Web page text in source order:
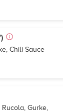
Chili Sauce
Gurke,